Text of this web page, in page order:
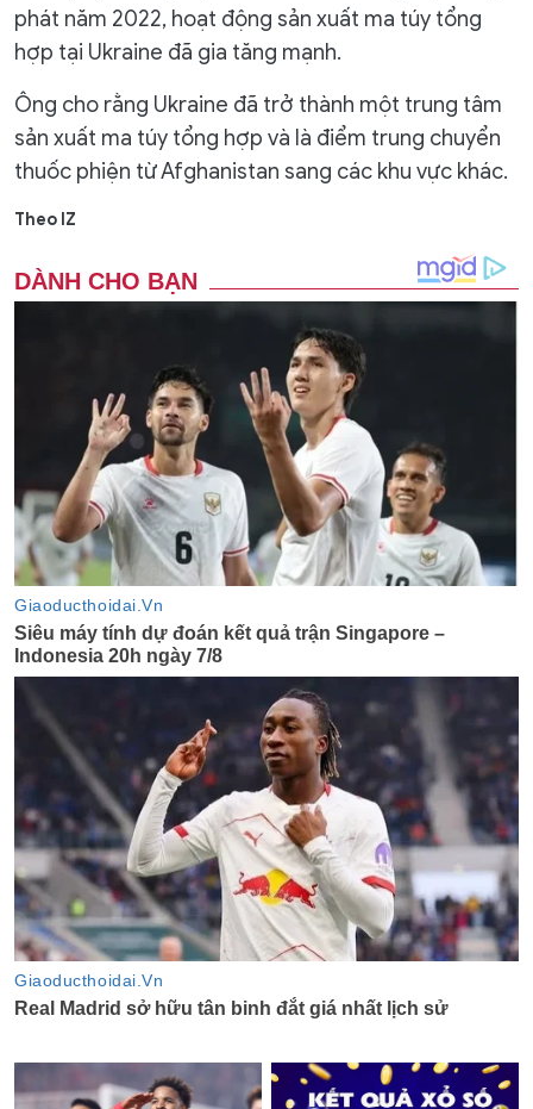
phát năm 2022, hoạt động sản xuất ma túy tổng
hợp tại Ukraine đã gia tăng mạnh.
Ông cho rằng Ukraine đã trở thành một trung tâm
sản xuất ma túy tổng hợp và là điểm trung chuyển
thuốc phiện từ Afghanistan sang các khu vực khác.
Theo IZ